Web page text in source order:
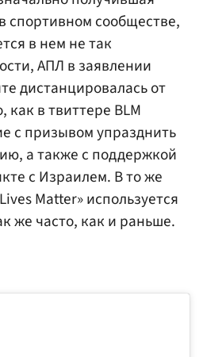
сообществе,
в нем не так
АПЛ в заявлении
дистанцировалась от
как в твиттере BLM
с призывом упразднить
а также с поддержкой
с Израилем. В то же
Matter» используется
же часто, как и раньше.